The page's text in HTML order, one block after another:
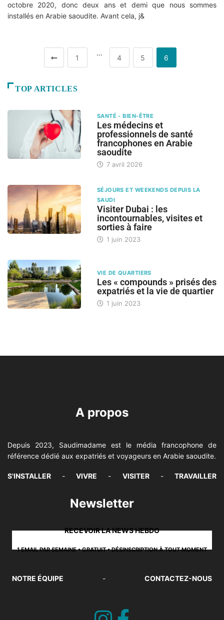
octobre 2020, donc deux ans et demi que nous sommes
installés en Arabie saoudite. Avant cela, j&
1
…
4 5 6
TOP ARTICLES
SANTÉ - BIEN-ÊTRE
Les médecins et
professionnels de santé
francophones en Arabie
saoudite
7 avril 2026
SÉJOURS ET WEEKENDS DEPUIS LA
SAUDI
Visiter Dubai : les
incontournables, visites et
sorties à faire
1 juin 2023
VIE DE QUARTIERS
Les « compounds » prisés des
expatriés et la vie de quartier
1 juin 2023
A propos
Depuis 2023, Saudimadame est le média francophone de
référence dédié aux expatriés et voyageurs en Arabie saoudite.
S'INSTALLER - VIVRE - VISITER - TRAVAILLER
Newsletter
RECEVOIR LA NEWS HEBDO
1 EMAIL PAR SEMAINE • GRATUIT • DÉSINSCRIPTION À TOUT MOMENT
NOTRE ÉQUIPE - CONTACTEZ-NOUS